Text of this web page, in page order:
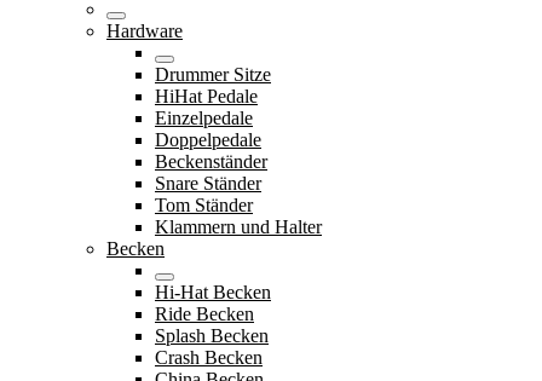
Hardware
Drummer Sitze
HiHat Pedale
Einzelpedale
Doppelpedale
Beckenständer
Snare Ständer
Tom Ständer
Klammern und Halter
Becken
Hi-Hat Becken
Ride Becken
Splash Becken
Crash Becken